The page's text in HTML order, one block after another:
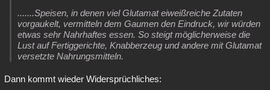
.......Speisen, in denen viel Glutamat eiweißreiche Zutaten
vorgaukelt, vermitteln dem Gaumen den Eindruck, wir würden
etwas sehr Nahrhaftes essen. So steigt möglicherweise die
Lust auf Fertiggerichte, Knabberzeug und andere mit Glutamat
versetzte Nahrungsmitteln.
Dann kommt wieder Widersprüchliches: